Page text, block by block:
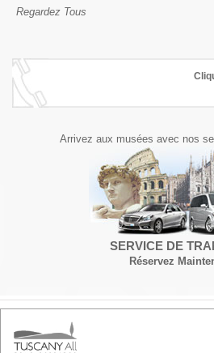
Regardez Tous
Arrivez aux musées avec nos
SERVICE DE
Réservez